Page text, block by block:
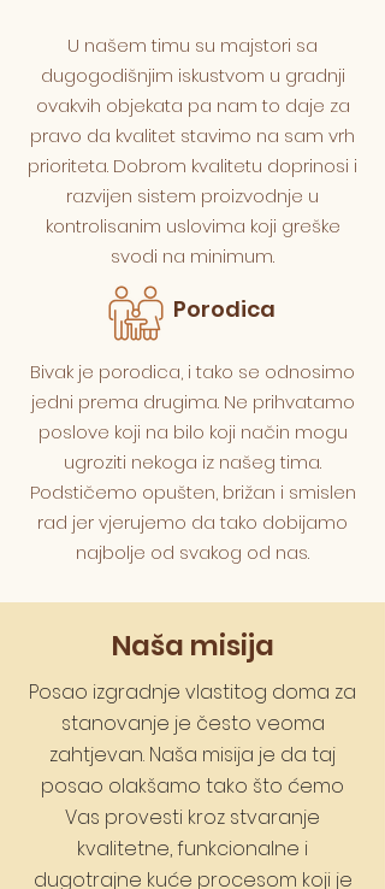
U našem timu su majstori sa
dugogodišnjim iskustvom u gradnji
ovakvih objekata pa nam to daje za
pravo da kvalitet stavimo na sam vrh
prioriteta. Dobrom kvalitetu doprinosi i
razvijen sistem proizvodnje u
kontrolisanim uslovima koji greške
svodi na minimum.
Porodica
Bivak je porodica, i tako se odnosimo
jedni prema drugima. Ne prihvatamo
poslove koji na bilo koji način mogu
ugroziti nekoga iz našeg tima.
Podstičemo opušten, brižan i smislen
rad jer vjerujemo da tako dobijamo
najbolje od svakog od nas.
Naša misija
Posao izgradnje vlastitog doma za
stanovanje je često veoma
zahtjevan. Naša misija je da taj
posao olakšamo tako što ćemo
Vas provesti kroz stvaranje
kvalitetne, funkcionalne i
dugotrajne kuće procesom koji je